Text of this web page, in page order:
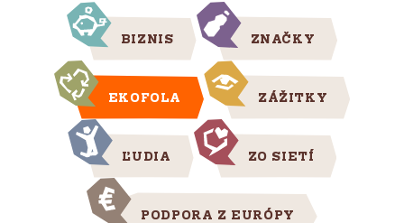
BIZNIS ZNAČKY
EKOFOLA ZÁŽITKY
ĽUDIA ZO SIETÍ
PODPORA Z EURÓPY